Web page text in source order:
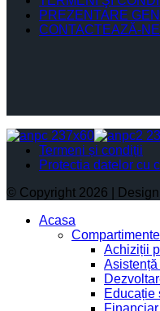
PREZENTARE
CONTACTEAZĂ-NE
Termeni și condiții
Protectia datelor cu
© Copyright 2026 |
Acasa
Compartimente
Achiziții
Educație